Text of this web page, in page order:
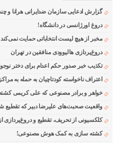
گزارش ادعایی سازمان ضدایرانی هرانا و
دروغ اورژانسی در دانشگاه!
مخبر از هیچ لیست انتخاباتی حمایت نمی‌کند
دروغ‌پردازی هالیوودی منافقین در تهران
تکذیب خبر صدور حکم اعدام برای دختر
اعتراف ناخواسته کودتاچیان به حمله به
خواهر و برادر مصنوعی که علی کریمی
واقعیت صحبت‌های علیرضا دبیر که تقطیع
کلکسیونی از تحریف، تقطیع و دروغ‌پردازی
کشته سازی به کمک هوش مصنوعی!